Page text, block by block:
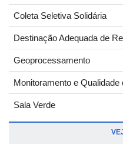
Coleta Seletiva Solidária
Destinação Adequada de
Geoprocessamento
Monitoramento e Qualidade
Sala Verde